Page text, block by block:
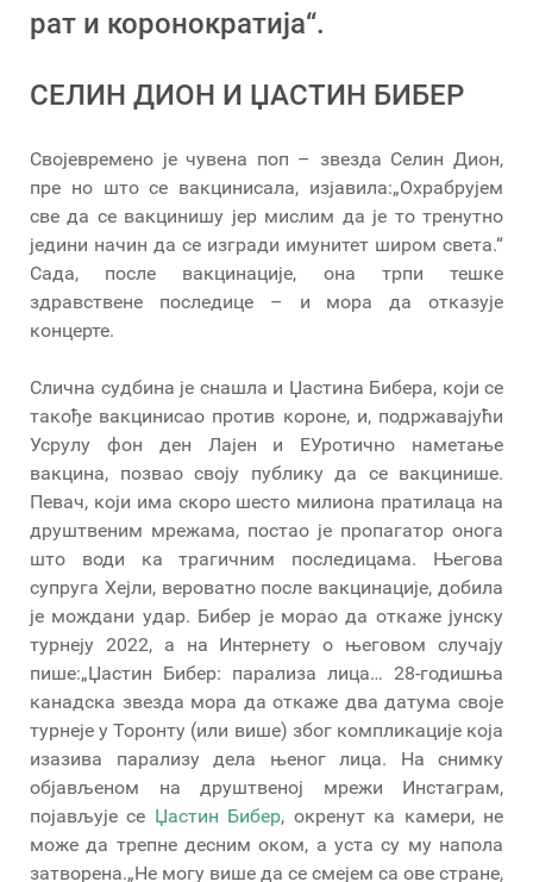
рат и коронократија“.
СЕЛИН ДИОН И ЏАСТИН БИБЕР
Својевремено је чувена поп – звезда Селин Дион,
пре но што се вакцинисала, изјавила:„Охрабрујем
све да се вакцинишу јер мислим да је то тренутно
једини начин да се изгради имунитет широм света.“
Сада, после вакцинације, она трпи тешке
здравствене последице – и мора да отказује
концерте.
Слична судбина је снашла и Џастина Бибера, који се
такође вакцинисао против короне, и, подржавајући
Усрулу фон ден Лајен и ЕУротично наметање
вакцина, позвао своју публику да се вакцинише.
Певач, који има скоро шесто милиона пратилаца на
друштвеним мрежама, постао је пропагатор онога
што води ка трагичним последицама. Његова
супруга Хејли, вероватно после вакцинације, добила
је мождани удар. Бибер је морао да откаже јунску
турнеју 2022, а на Интернету о његовом случају
пише:„Џастин Бибер: парализа лица… 28-годишња
канадска звезда мора да откаже два датума своје
турнеје у Торонту (или више) због компликације која
изазива парализу дела њеног лица. На снимку
објављеном на друштвеној мрежи Инстаграм,
појављује се Џастин Бибер, окренут ка камери, не
може да трепне десним оком, а уста су му напола
затворена.„Не могу више да се смејем са ове стране,